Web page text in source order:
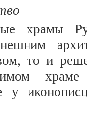
храмы
то и
у